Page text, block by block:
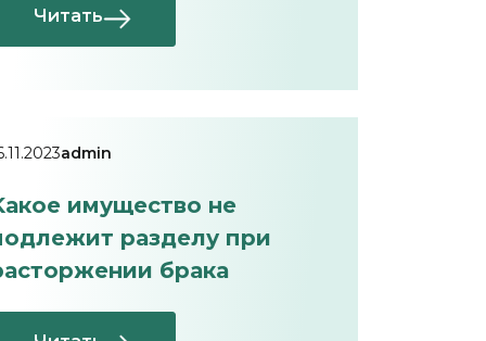
Читать
admin
имущество не
разделу при
брака